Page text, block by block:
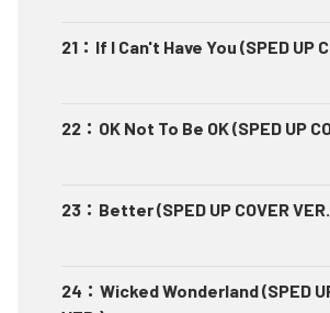
21 ： If I Can't Have You (SPED UP
22 ： OK Not To Be OK (SPED UP
23 ： Better (SPED UP COVER
24 ： Wicked Wonderland (SPED